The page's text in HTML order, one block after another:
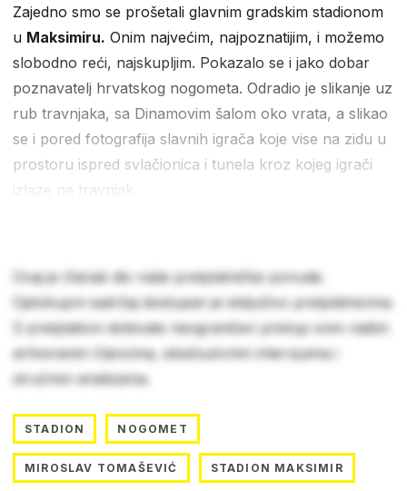
Zajedno smo se prošetali glavnim gradskim stadionom
u Maksimiru. Onim najvećim, najpoznatijim, i možemo
slobodno reći, najskupljim. Pokazalo se i jako dobar
poznavatelj hrvatskog nogometa. Odradio je slikanje uz
rub travnjaka, sa Dinamovim šalom oko vrata, a slikao
se i pored fotografija slavnih igrača koje vise na zidu u
prostoru ispred svlačionica i tunela kroz kojeg igrači
izlaze na travnjak.
Ovaj je članak dio naše pretplatničke ponude.
Cjelokupni sadržaj dostupan je isključivo pretplatnicima.
S pretplatom dobivate neograničen pristup svim našim
arhiviranim člancima, ekskluzivnim intervjuima i
stručnim analizama.
STADION NOGOMET
MIROSLAV TOMAŠEVIĆ STADION MAKSIMIR